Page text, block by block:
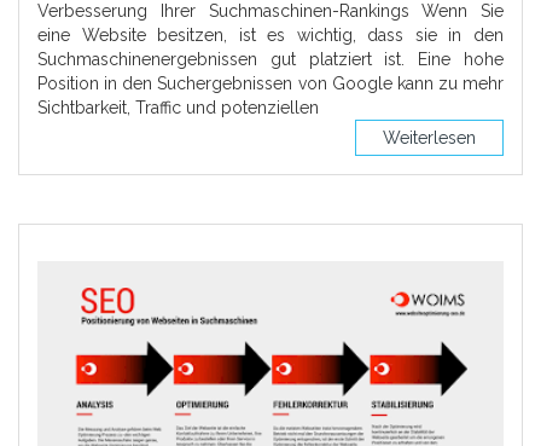
Verbesserung Ihrer Suchmaschinen-Rankings Wenn Sie
eine Website besitzen, ist es wichtig, dass sie in den
Suchmaschinenergebnissen gut platziert ist. Eine hohe
Position in den Suchergebnissen von Google kann zu mehr
Sichtbarkeit, Traffic und potenziellen
Weiterlesen